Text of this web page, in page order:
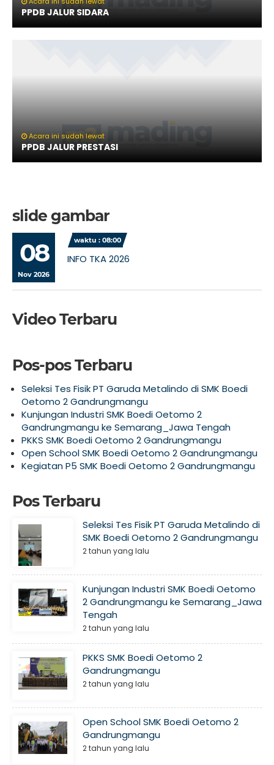
PPDB JALUR SIDARA
Acara ini sudah lewat
PPDB JALUR PRESTASI
slide gambar
08
Nov 2026
waktu : 08:00
INFO TKA 2026
Video Terbaru
Pos-pos Terbaru
Seleksi Tes Fisik PT Garuda Metalindo di SMK Boedi
Oetomo 2 Gandrungmangu
Kunjungan Industri SMK Boedi Oetomo 2
Gandrungmangu ke Semarang_Jawa Tengah
PKKS SMK Boedi Oetomo 2 Gandrungmangu
Open School SMK Boedi Oetomo 2 Gandrungmangu
Kegiatan P5 SMK Boedi Oetomo 2 Gandrungmangu
Pos Terbaru
Seleksi Tes Fisik PT Garuda Metalindo di
SMK Boedi Oetomo 2 Gandrungmangu
2 tahun yang lalu
Kunjungan Industri SMK Boedi Oetomo
2 Gandrungmangu ke Semarang_Jawa
Tengah
2 tahun yang lalu
PKKS SMK Boedi Oetomo 2
Gandrungmangu
2 tahun yang lalu
Open School SMK Boedi Oetomo 2
Gandrungmangu
2 tahun yang lalu